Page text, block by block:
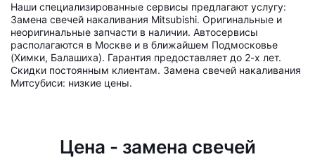
Наши специализированные сервисы предлагают услугу:
Замена свечей накаливания Mitsubishi. Оригинальные и
неоригинальные запчасти в наличии. Автосервисы
располагаются в Москве и в ближайшем Подмосковье
(Химки, Балашиха). Гарантия предоставляет до 2-х лет.
Скидки постоянным клиентам. Замена свечей накаливания
Митсубиси: низкие цены.
Цена - замена свечей